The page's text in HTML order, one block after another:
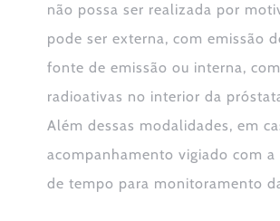
não possa ser realizada por
pode ser externa, com emissão
fonte de emissão ou interna,
radioativas no interior da
Além dessas modalidades, em
acompanhamento vigiado com
de tempo para monitoramento